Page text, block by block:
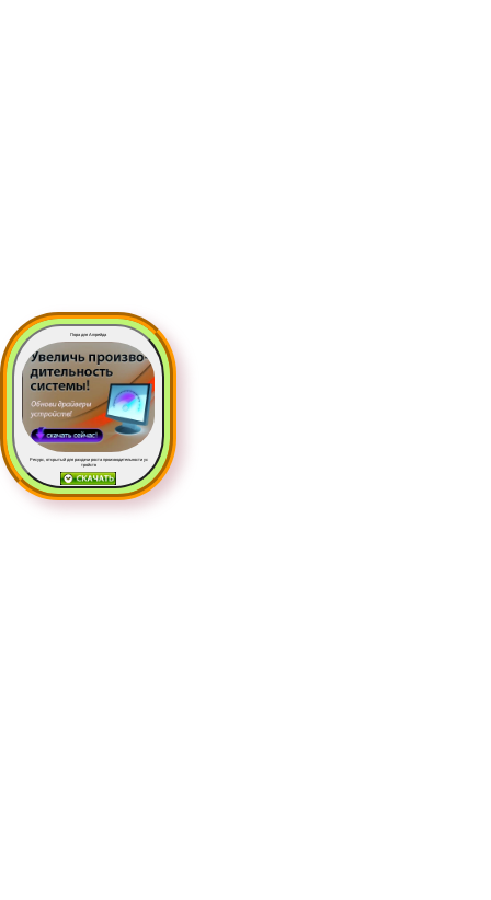
Пора для Апгрейда
Ресурс, открытый для раздачи роста производительности ус
тройств